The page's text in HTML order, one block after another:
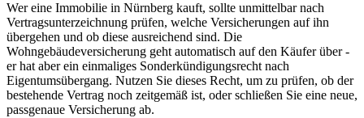
Wer eine Immobilie in Nürnberg kauft, sollte unmittelbar nach
Vertragsunterzeichnung prüfen, welche Versicherungen auf ihn
übergehen und ob diese ausreichend sind. Die
Wohngebäudeversicherung geht automatisch auf den Käufer über -
er hat aber ein einmaliges Sonderkündigungsrecht nach
Eigentumsübergang. Nutzen Sie dieses Recht, um zu prüfen, ob der
bestehende Vertrag noch zeitgemäß ist, oder schließen Sie eine neue,
passgenaue Versicherung ab.